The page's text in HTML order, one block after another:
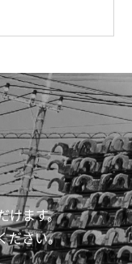
けます。
ださい。